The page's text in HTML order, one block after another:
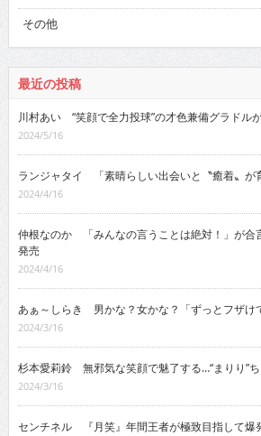
その他
最近の投稿
川村あい “笑顔で全力投球”の才色兼備グラドル
2024/5/16
ランジャタイ 「素晴らしい出会いと〝癒着〟が
2024/4/16
仲根なのか 「みんなの言うことは絶対！」が合
発売
2024/4/16
あぁ～しらき 男かな？女かな？「ずっとフザけ
2024/3/16
杉本愛莉鈴 無邪気な笑顔で魅了する…“まりり”ち
2024/3/16
センチネル 『月笑』年間王者が極致目指して爆